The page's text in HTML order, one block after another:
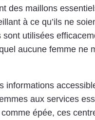
des maillons
à ce qu’ils ne
utilisées
aucune femme ne
informations
aux services
épée, ces